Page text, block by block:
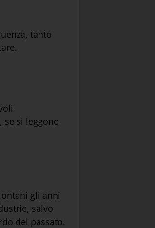
tanto
se si leggono
gli anni
salvo
del passato.